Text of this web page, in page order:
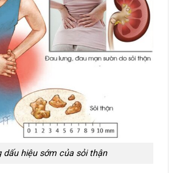
dấu hiệu sớm của sỏi thận